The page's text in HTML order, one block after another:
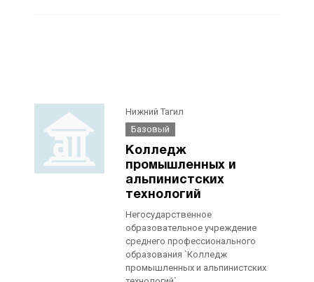
Нижний Тагил
Базовый
Колледж
промышленных и
альпинистских
технологий
Негосударственное
образовательное учреждение
среднего профессионального
образования `Колледж
промышленных и альпинистских